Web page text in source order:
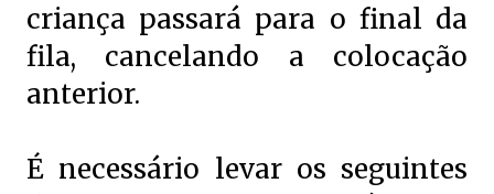
criança passará para o final da
fila, cancelando a colocação
anterior.
É necessário levar os seguintes